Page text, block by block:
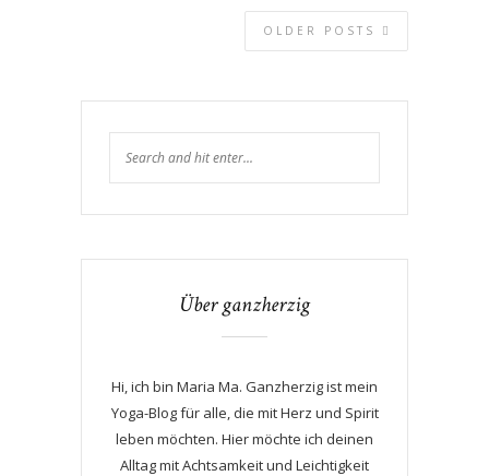
OLDER POSTS
Über ganzherzig
Hi, ich bin Maria Ma. Ganzherzig ist mein
Yoga-Blog für alle, die mit Herz und Spirit
leben möchten. Hier möchte ich deinen
Alltag mit Achtsamkeit und Leichtigkeit